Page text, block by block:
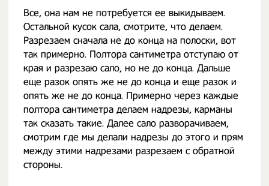
Все, она нам не потребуется ее выкидываем.
Остальной кусок сала, смотрите, что делаем.
Разрезаем сначала не до конца на полоски, вот
так примерно. Полтора сантиметра отступаю от
края и разрезаю сало, но не до конца. Дальше
еще разок опять же не до конца и еще разок и
опять же не до конца. Примерно через каждые
полтора сантиметра делаем надрезы, карманы
так сказать такие. Далее сало разворачиваем,
смотрим где мы делали надрезы до этого и прям
между этими надрезами разрезаем с обратной
стороны.